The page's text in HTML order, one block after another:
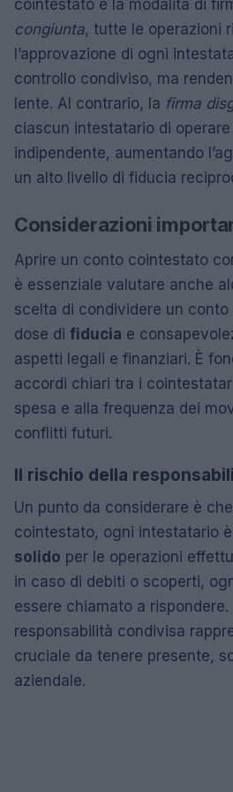
cointestato è la modalità di
congiunta, tutte le operazioni
l’approvazione di ogni
controllo condiviso, ma
lente. Al contrario, la firma
ciascun intestatario di
indipendente, aumentando
un alto livello di fiducia
Considerazioni
Aprire un conto cointestato
è essenziale valutare anche
scelta di condividere un conto
dose di fiducia e
aspetti legali e finanziari. È
accordi chiari tra i
spesa e alla frequenza dei
conflitti futuri.
Il rischio della
Un punto da considerare è
cointestato, ogni intestatario è
solido per le operazioni
in caso di debiti o scoperti,
essere chiamato a rispondere.
responsabilità condivisa
cruciale da tenere presente,
aziendale.